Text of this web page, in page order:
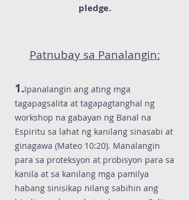
pledge.
Patnubay sa Panalangin:
1.Ipanalangin ang ating mga
tagapagsalita at tagapagtanghal ng
workshop na gabayan ng Banal na
Espiritu sa lahat ng kanilang sinasabi at
ginagawa (Mateo 10:20). Manalangin
para sa proteksyon at probisyon para sa
kanila at sa kanilang mga pamilya
habang sinisikap nilang sabihin ang